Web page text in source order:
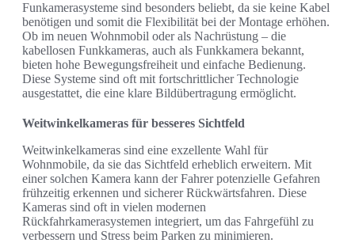
Funkamerasysteme sind besonders beliebt, da sie keine Kabel
benötigen und somit die Flexibilität bei der Montage erhöhen.
Ob im neuen Wohnmobil oder als Nachrüstung – die
kabellosen Funkkameras, auch als Funkkamera bekannt,
bieten hohe Bewegungsfreiheit und einfache Bedienung.
Diese Systeme sind oft mit fortschrittlicher Technologie
ausgestattet, die eine klare Bildübertragung ermöglicht.
Weitwinkelkameras für besseres Sichtfeld
Weitwinkelkameras sind eine exzellente Wahl für
Wohnmobile, da sie das Sichtfeld erheblich erweitern. Mit
einer solchen Kamera kann der Fahrer potenzielle Gefahren
frühzeitig erkennen und sicherer Rückwärtsfahren. Diese
Kameras sind oft in vielen modernen
Rückfahrkamerasystemen integriert, um das Fahrgefühl zu
verbessern und Stress beim Parken zu minimieren.